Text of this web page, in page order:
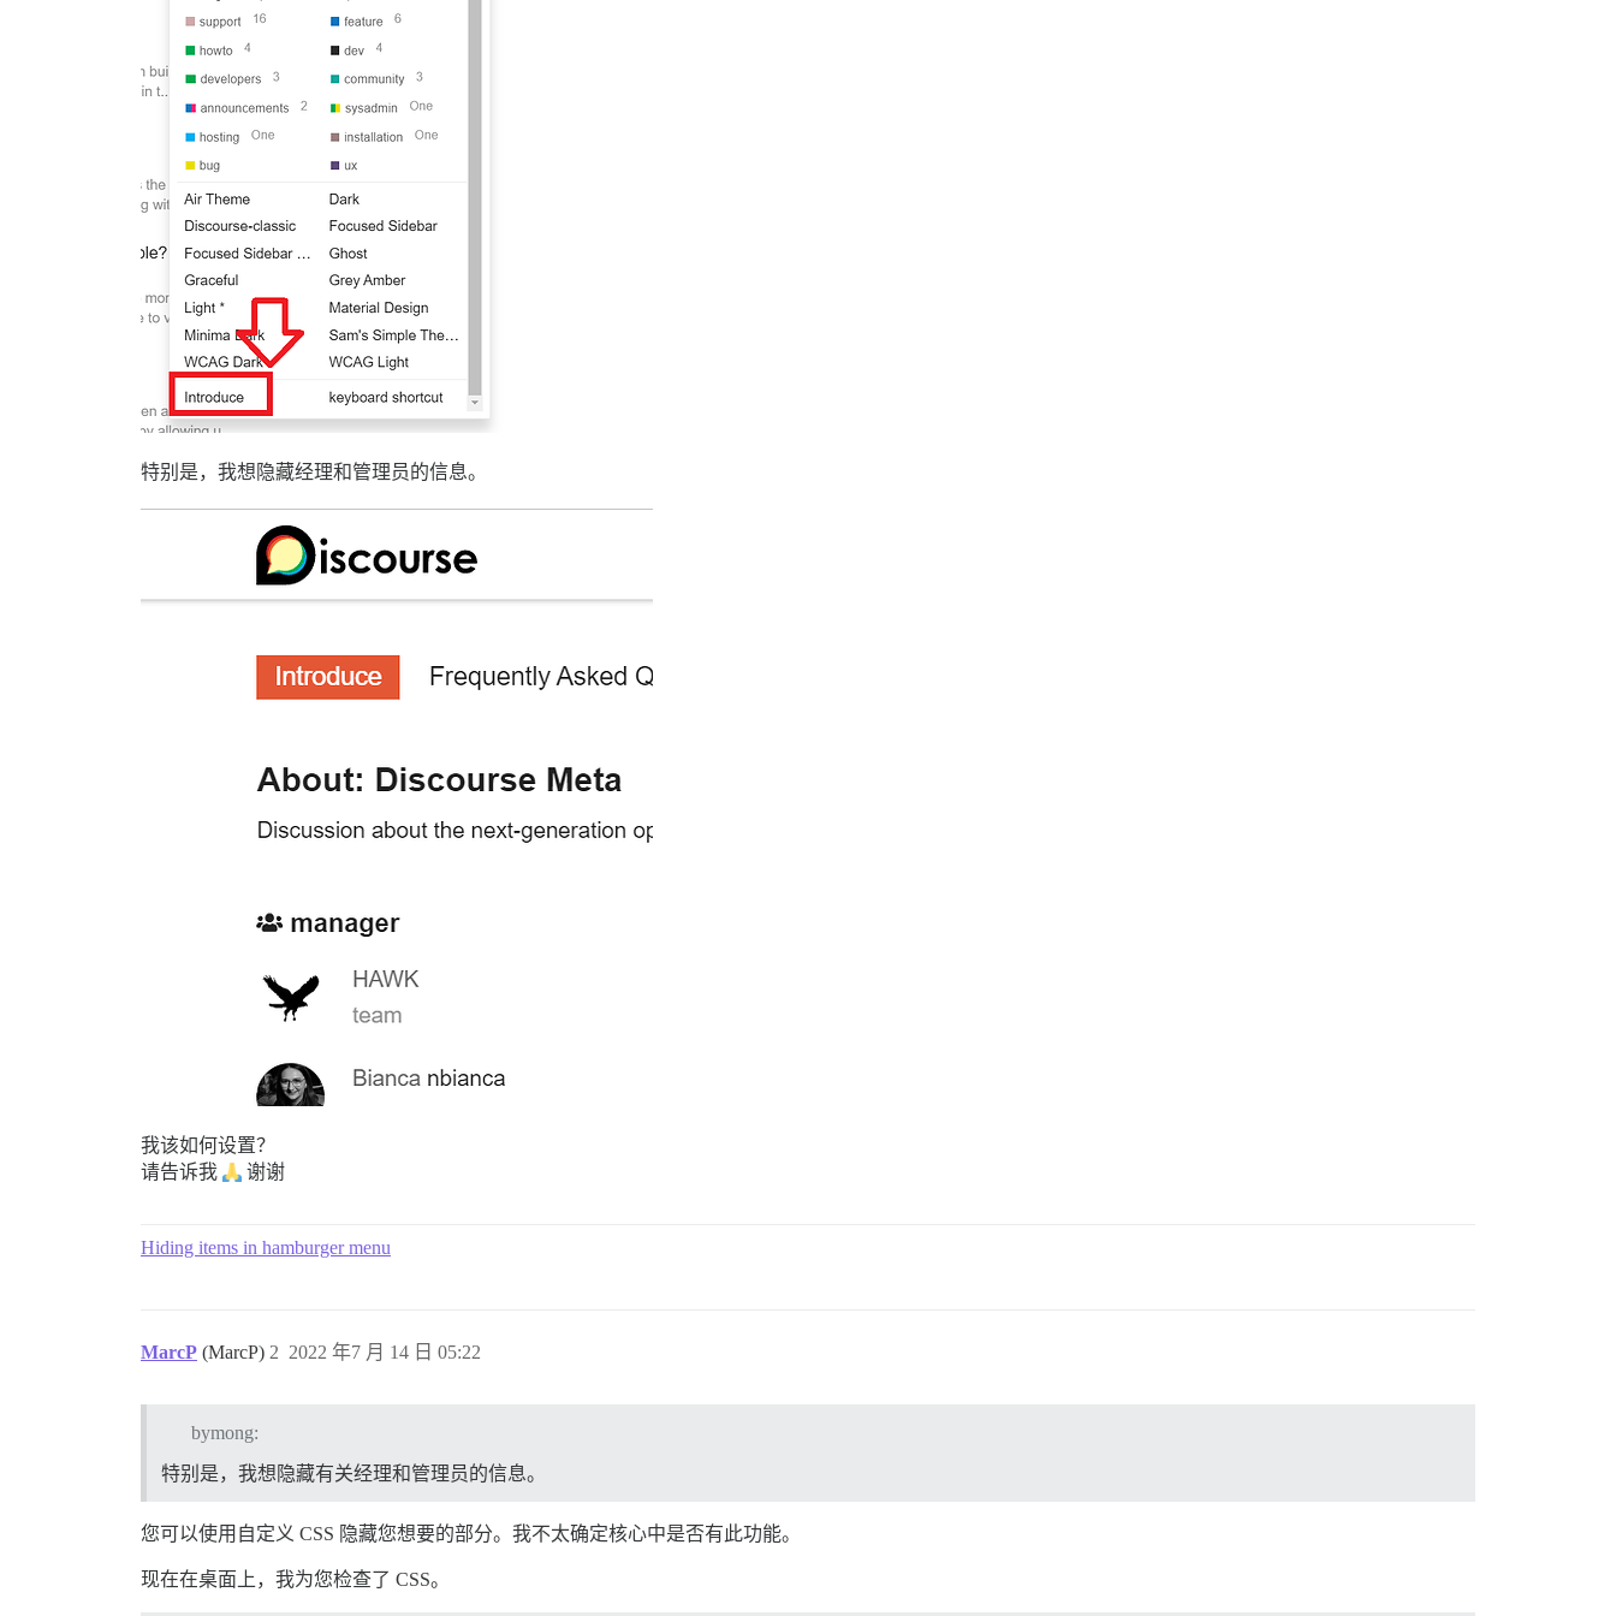
特别是，我想隐藏经理和管理员的信息。
我该如何设置？
请告诉我
谢谢
Hiding items in hamburger menu
MarcP (MarcP) 2022 年7 月 14 日 05:22
2
bymong:
特别是，我想隐藏有关经理和管理员的信息。
您可以使用自定义 CSS 隐藏您想要的部分。我不太确定核心中是否有此功能。
现在在桌面上，我为您检查了 CSS。